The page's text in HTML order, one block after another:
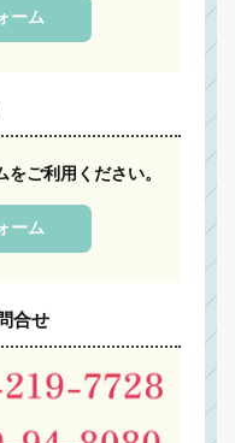
ーム
をご利用ください。
ーム
合せ